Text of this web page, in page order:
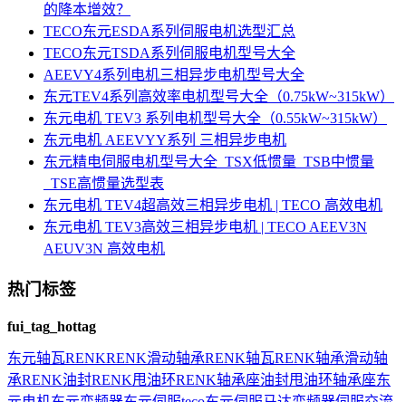
的降本增效？
TECO东元ESDA系列伺服电机选型汇总
TECO东元TSDA系列伺服电机型号大全
AEEVY4系列电机三相异步电机型号大全
东元TEV4系列高效率电机型号大全（0.75kW~315kW）
东元电机 TEV3 系列电机型号大全（0.55kW~315kW）
东元电机 AEEVYY系列 三相异步电机
东元精电伺服电机型号大全_TSX低惯量_TSB中惯量
_TSE高惯量选型表
东元电机 TEV4超高效三相异步电机 | TECO 高效电机
东元电机 TEV3高效三相异步电机 | TECO AEEV3N
AEUV3N 高效电机
热门标签
fui_tag_hottag
东元轴瓦RENKRENK滑动轴承RENK轴瓦RENK轴承滑动轴
承RENK油封RENK甩油环RENK轴承座油封甩油环轴承座东